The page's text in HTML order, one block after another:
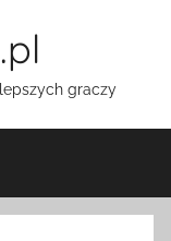
graczy